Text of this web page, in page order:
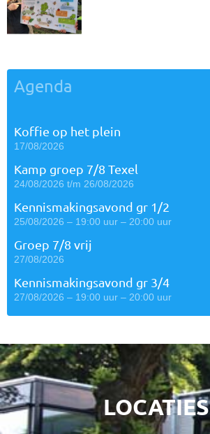
Agenda
Koffie op het plein
17/08/2026
Kamp groep 7/8 Texel
24/08/2026 t/m 26/08/2026
Kennismakingsavond gr 1/2
25/08/2026 – 19:00 uur – 20:00 uur
Groep 7/8 vrij
27/08/2026
Kennismakingsavond gr 3/4
27/08/2026 – 19:00 uur – 20:00 uur
LOCATIES